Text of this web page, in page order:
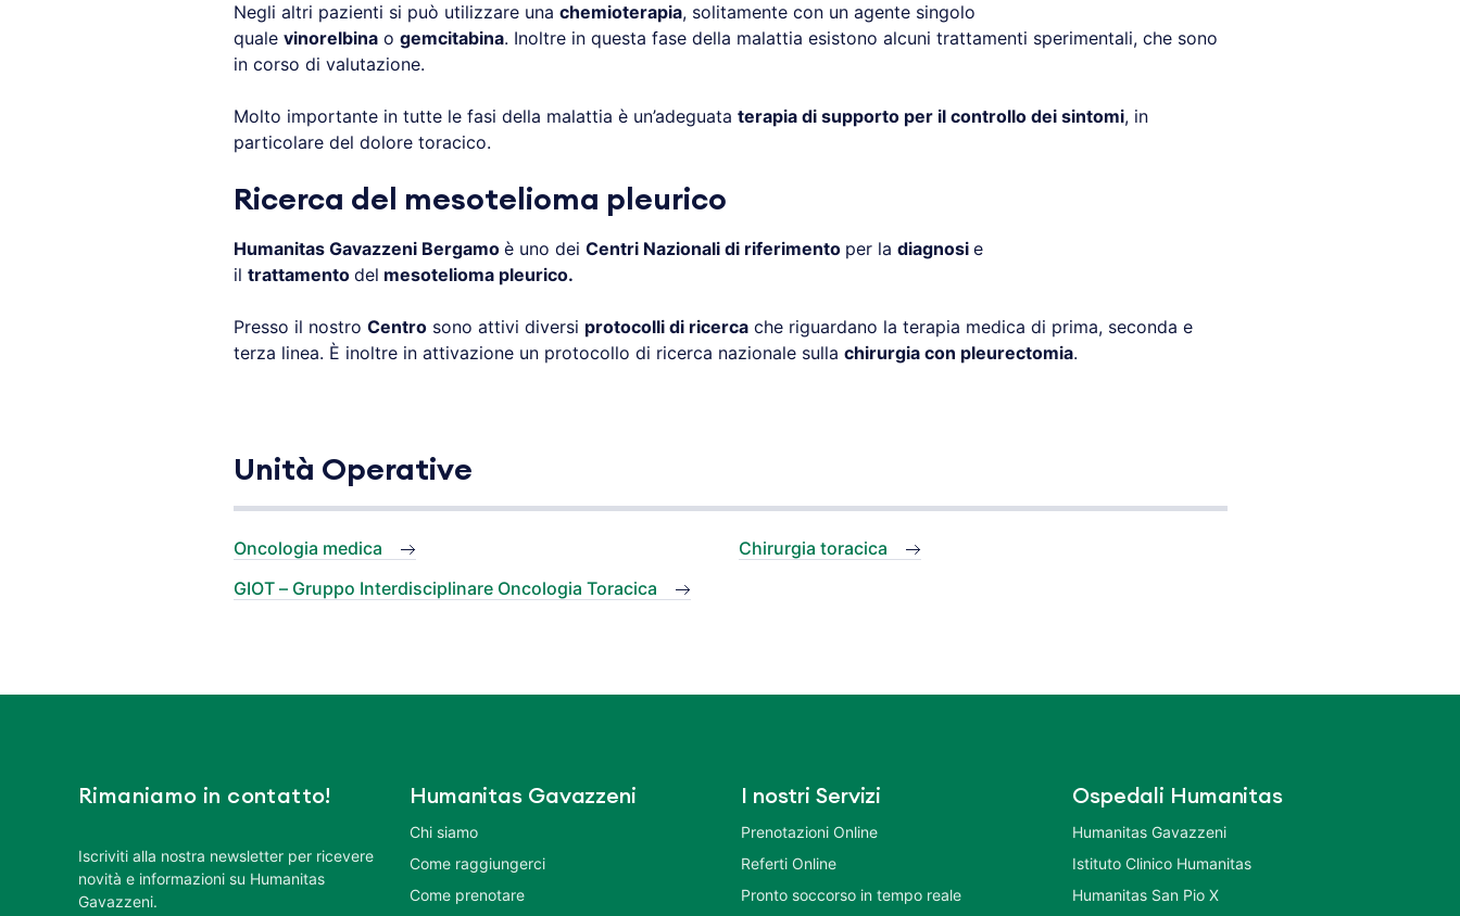
Negli altri pazienti si può utilizzare una chemioterapia, solitamente con un agente singolo
quale vinorelbinao gemcitabina. Inoltre in questa fase della malattia esistono alcuni trattamenti sperimentali, che sono
in corso di valutazione.
Molto importante in tutte le fasi della malattia è un’adeguata terapia di supporto per il controllo dei sintomi, in
particolare del dolore toracico.
Ricerca del mesotelioma pleurico
Humanitas Gavazzeni Bergamo è uno dei Centri Nazionali di riferimento per la diagnosi e
il trattamento del mesotelioma pleurico.
Presso il nostro Centrosono attivi diversi protocolli di ricercache riguardano la terapia medica di prima, seconda e
terza linea. È inoltre in attivazione un protocollo di ricerca nazionale sulla chirurgia con pleurectomia.
Unità Operative
Oncologia medica
GIOT – Gruppo Interdisciplinare Oncologia Toracica
Chirurgia toracica
Rimaniamo in contatto!
Iscriviti alla nostra newsletter per ricevere
novità e informazioni su Humanitas
Gavazzeni.
Humanitas Gavazzeni
Chi siamo
Come raggiungerci
Come prenotare
I nostri Servizi
Prenotazioni Online
Referti Online
Pronto soccorso in tempo reale
Ospedali Humanitas
Humanitas Gavazzeni
Istituto Clinico Humanitas
Humanitas San Pio X